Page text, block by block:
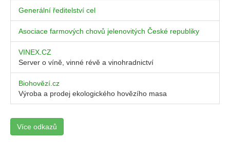
Generální ředitelství cel
Asociace farmových chovů jelenovitých České republiky
VINEX.CZ
Server o víně, vinné révě a vinohradnictví
Biohovězí.cz
Výroba a prodej ekologického hovězího masa
Více odkazů